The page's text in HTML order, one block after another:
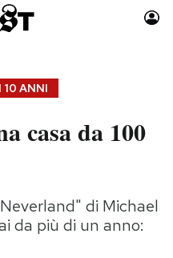
Moda
Storie/Idee
Ok Boomer!
10 ANNI
casa da 100
di Michael
da più di un anno: